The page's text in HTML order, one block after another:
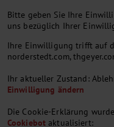
Bitte geben Sie Ihre
uns bezüglich Ihrer
Ihre Einwilligung trifft auf
norderstedt.com,
Ihr aktueller Zustand:
Einwilligung ändern
Die Cookie-Erklärung
Cookiebot aktualisiert: